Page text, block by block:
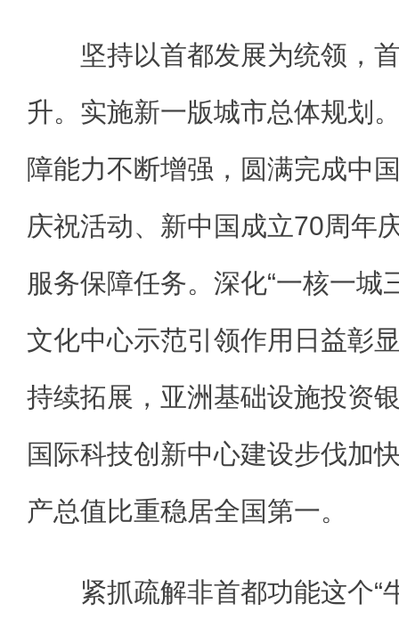
坚持以首都发展为统领，首
升。实施新一版城市总体规划
障能力不断增强，圆满完成中
庆祝活动、新中国成立70周年
服务保障任务。深化“一核一城
文化中心示范引领作用日益彰
持续拓展，亚洲基础设施投资
国际科技创新中心建设步伐加
产总值比重稳居全国第一。
紧抓疏解非首都功能这个“